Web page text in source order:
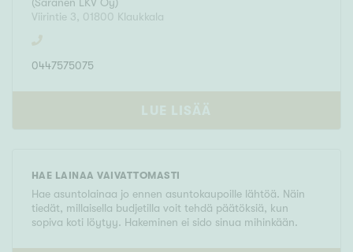
(Saranen LKV Oy )
Viirintie 3, 01800 Klaukkala
0447575075
LUE LISÄÄ
HAE LAINAA VAIVATTOMASTI
Hae asuntolainaa jo ennen asuntokaupoille lähtöä. Näin
tiedät, millaisella budjetilla voit tehdä päätöksiä, kun
sopiva koti löytyy. Hakeminen ei sido sinua mihinkään.